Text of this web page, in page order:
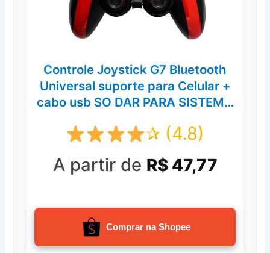
Controle Joystick G7 Bluetooth
Universal suporte para Celular +
cabo usb SO DAR PARA SISTEMA
✰ (4.8)
A partir de R$ 47,77
Comprar na Shopee